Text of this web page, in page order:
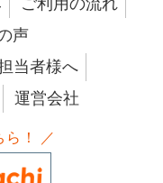
声
当者様へ
運営会社
ら！ ／